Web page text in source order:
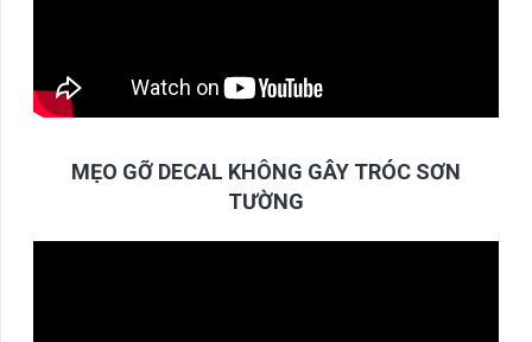
MẸO GỠ DECAL KHÔNG GÂY TRÓC SƠN
TƯỜNG